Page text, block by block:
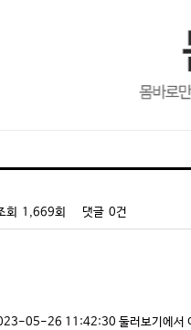
회 1,669회 댓글 0건
05-26 11:42:30 둘러보기에서